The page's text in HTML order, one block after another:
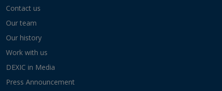
Contact us
Our team
Our history
Work with us
DEXIC in Media
Press Announcement